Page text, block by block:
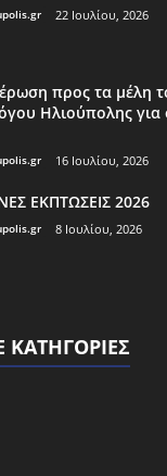
22 Ιουλίου, 2026
προς τα μέλη
Ηλιούπολης για
16 Ιουλίου, 2026
ΕΚΠΤΩΣΕΙΣ 2026
8 Ιουλίου, 2026
ΚΑΤΗΓΟΡΙΕΣ